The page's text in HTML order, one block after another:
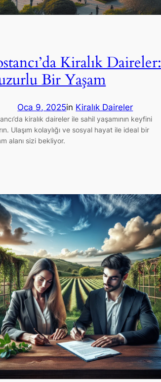
Kiralık Daireler:
Bir Yaşam
Oca 9, 2025in Kiralık Daireler
kiralık daireler ile sahil yaşamının keyfini
Ulaşım kolaylığı ve sosyal hayat ile ideal bir
alanı sizi bekliyor.